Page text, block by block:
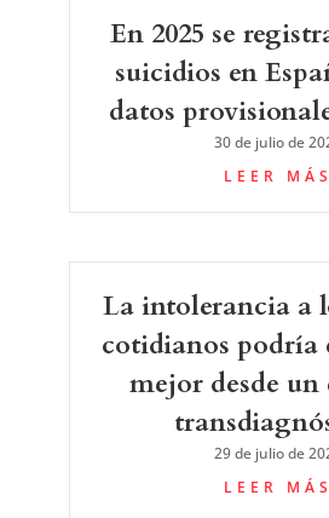
En 2025 se
suicidios en
datos
30 de julio de
LEER MÁS
La intolerancia a
cotidianos podría
mejor desde un
29 de julio de
LEER MÁS